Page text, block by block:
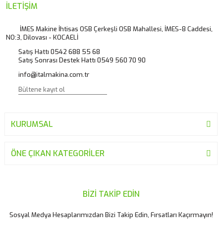
Ürün resmi kalitesiz, bozuk veya görüntülenemiyor.
Ürün bilgilerinde hatalar bulunuyor.
Ürün fiyatı diğer sitelerden daha pahalı.
Bu ürüne benzer farklı alternatifler olmalı.
İLETİŞİM
İMES Makine İhtisas OSB Çerkeşli OSB Mahallesi, İMES-8 Caddesi,
NO:3, Dilovası - KOCAELİ
Satış Hattı 0542 688 55 68
Satış Sonrası Destek Hattı 0549 560 70 90
info@italmakina.com.tr
KURUMSAL
ÖNE ÇIKAN KATEGORİLER
BİZİ TAKİP EDİN
Sosyal Medya Hesaplarımızdan Bizi Takip Edin, Fırsatları Kaçırmayın!